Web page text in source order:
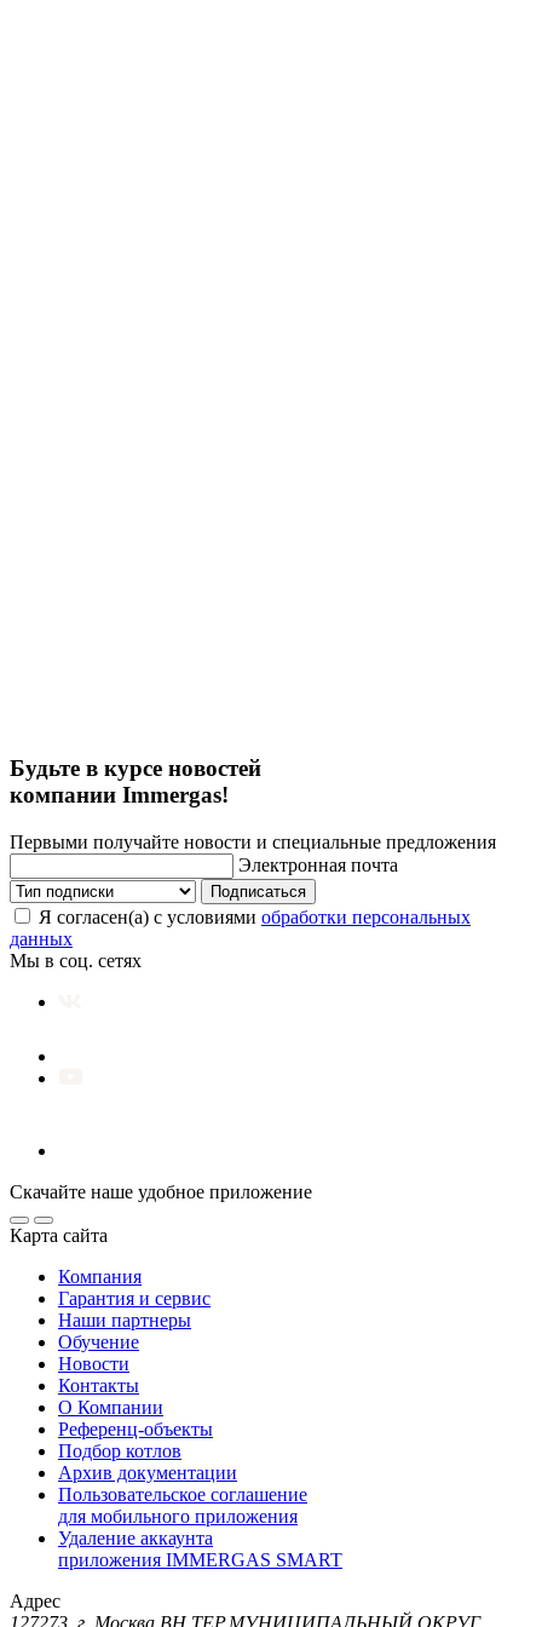
Будьте в курсе новостей
компании Immergas!
Первыми получайте новости и специальные предложения
Электронная почта
Подписаться
Я согласен(а) с условиями обработки персональных
данных
Мы в соц. сетях
Скачайте наше удобное приложение
Карта сайта
Компания
Гарантия и сервис
Наши партнеры
Обучение
Новости
Контакты
О Компании
Референц-объекты
Подбор котлов
Архив документации
Пользовательское соглашение
для мобильного приложения
Удаление аккаунта
приложения IMMERGAS SMART
Адрес
127273, г. Москва ВН.ТЕР.МУНИЦИПАЛЬНЫЙ ОКРУГ